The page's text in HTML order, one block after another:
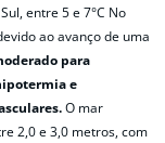
entre 5 e 7°C No
ao avanço de uma
para
e
O mar
2,0 e 3,0 metros, com